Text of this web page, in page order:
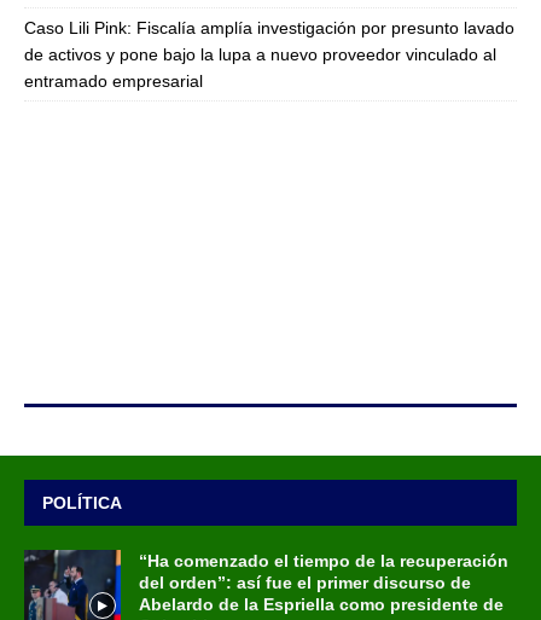
Caso Lili Pink: Fiscalía amplía investigación por presunto lavado
de activos y pone bajo la lupa a nuevo proveedor vinculado al
entramado empresarial
POLÍTICA
“Ha comenzado el tiempo de la recuperación
del orden”: así fue el primer discurso de
Abelardo de la Espriella como presidente de